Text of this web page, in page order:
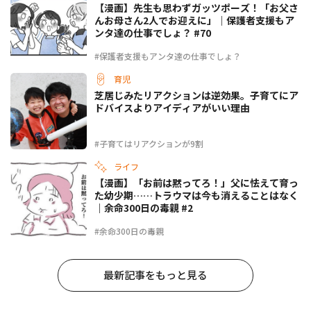
#保護者支援もアンタ達の仕事でしょ？
【漫画】先生も思わずガッツポーズ！「お父さ
んお母さん2人でお迎えに」｜保護者支援もア
ンタ達の仕事でしょ？ #70
育児
#子育てはリアクションが9割
芝居じみたリアクションは逆効果。子育てにア
ドバイスよりアイディアがいい理由
ライフ
#余命300日の毒親
【漫画】「お前は黙ってろ！」父に怯えて育っ
た幼少期……トラウマは今も消えることはなく
｜余命300日の毒親 #2
最新記事をもっと見る